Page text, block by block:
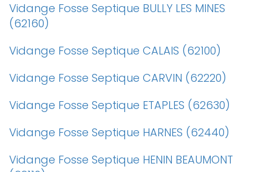
Vidange Fosse Septique BULLY LES MINES
(62160)
Vidange Fosse Septique CALAIS (62100)
Vidange Fosse Septique CARVIN (62220)
Vidange Fosse Septique ETAPLES (62630)
Vidange Fosse Septique HARNES (62440)
Vidange Fosse Septique HENIN BEAUMONT